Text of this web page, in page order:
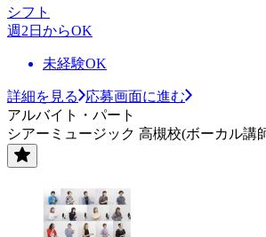
シフト
週2日からOK
未経験OK
詳細を見る
応募画面に進む
アルバイト・パート
シアーミュージック 高槻校(ボーカル講